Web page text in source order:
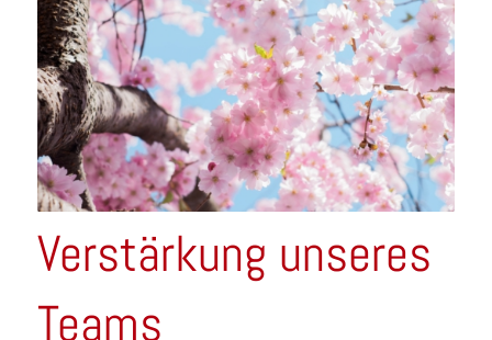
Verstärkung unseres
Teams